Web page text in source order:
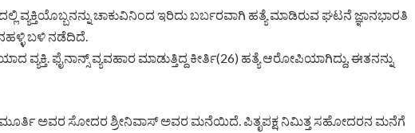
ವ್ಯಕ್ತಿಯೊಬ್ಬನನ್ನು ಚಾಕುವಿನಿಂದ ಇರಿದು ಬರ್ಬರವಾಗಿ ಹತ್ಯೆ ಮಾಡಿರುವ ಘಟನೆ ಜ್ಞಾನಭಾರತಿ
ಬಳಿ ನಡೆದಿದೆ.
ವ್ಯಕ್ತಿ. ಫೈನಾನ್ಸ್ ವ್ಯವಹಾರ ಮಾಡುತ್ತಿದ್ದ ಕೀರ್ತಿ(26) ಹತ್ಯೆ ಆರೋಪಿಯಾಗಿದ್ದು, ಈತನನ್ನು
ಅವರ ಸೋದರ ಶ್ರೀನಿವಾಸ್ ಅವರ ಮನೆಯಿದೆ. ಪಿತೃಪಕ್ಷ ನಿಮಿತ್ತ ಸಹೋದರನ ಮನೆಗೆ